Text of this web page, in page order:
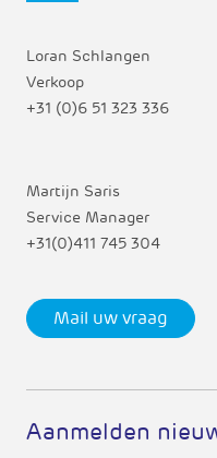
Loran Schlangen
Verkoop
+31 (0)6 51 323 336
Martijn Saris
Service Manager
+31(0)411 745 304
Mail uw vraag
Aanmelden